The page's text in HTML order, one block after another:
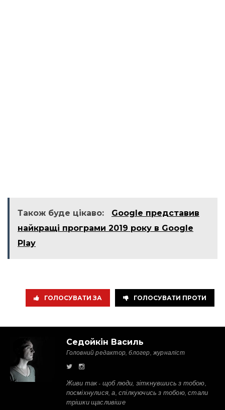
Також буде цікаво:
Google представив
найкращі програми 2019 року в Google
Play
ГОЛОСУВАТИ ЗА ГОЛОСУВАТИ ПРОТИ
Седойкін Василь
Головний редактор, блогер, журналіст
Живи так - щоб люди, зіткнувшись з тобою,
посміхнулися, а, спілкуючись з тобою, стали
трішки щасливіше